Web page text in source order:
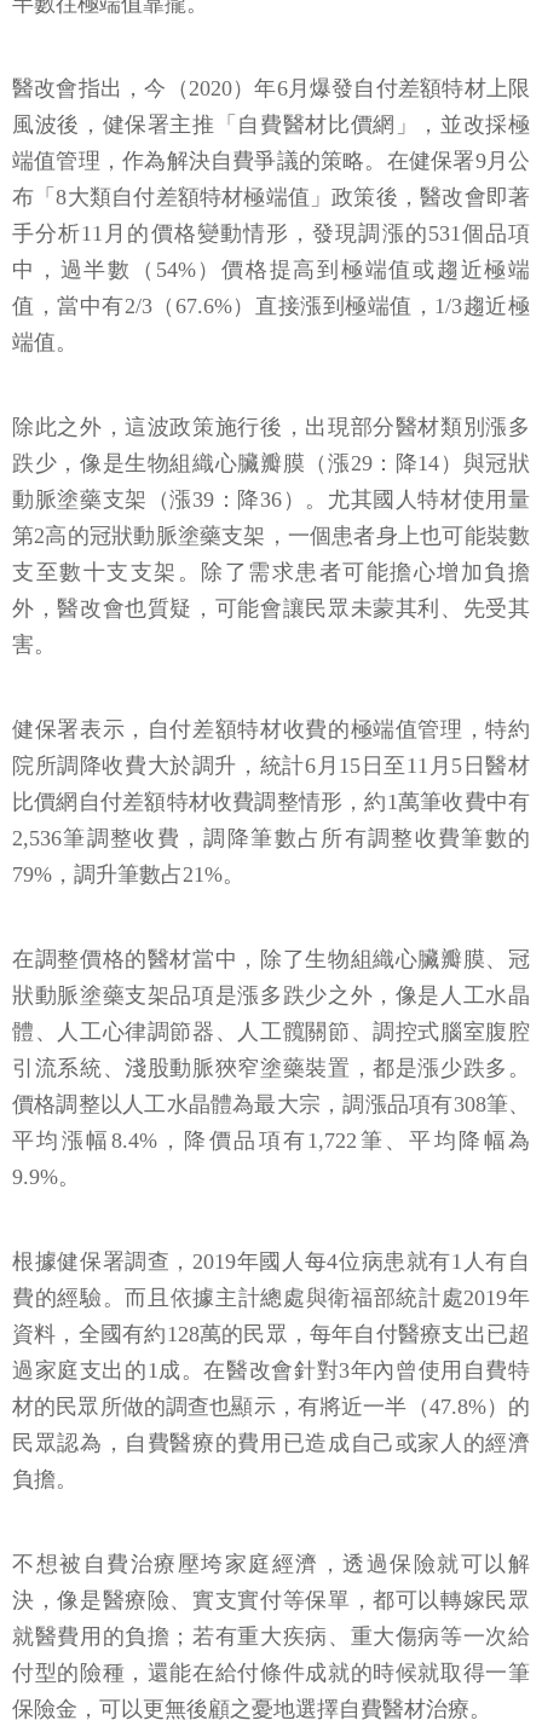
醫改會指出，今（2020）年6月爆發自付差額特材上限
風波後，健保署主推「自費醫材比價網」，並改採極
端值管理，作為解決自費爭議的策略。在健保署9月公
布「8大類自付差額特材極端值」政策後，醫改會即著
手分析11月的價格變動情形，發現調漲的531個品項
中，過半數（54%）價格提高到極端值或趨近極端
值，當中有2/3（67.6%）直接漲到極端值，1/3趨近極
端值。
除此之外，這波政策施行後，出現部分醫材類別漲多
跌少，像是生物組織心臟瓣膜（漲29：降14）與冠狀
動脈塗藥支架（漲39：降36）。尤其國人特材使用量
第2高的冠狀動脈塗藥支架，一個患者身上也可能裝數
支至數十支支架。除了需求患者可能擔心增加負擔
外，醫改會也質疑，可能會讓民眾未蒙其利、先受其
害。
健保署表示，自付差額特材收費的極端值管理，特約
院所調降收費大於調升，統計6月15日至11月5日醫材
比價網自付差額特材收費調整情形，約1萬筆收費中有
2,536筆調整收費，調降筆數占所有調整收費筆數的
79%，調升筆數占21%。
在調整價格的醫材當中，除了生物組織心臟瓣膜、冠
狀動脈塗藥支架品項是漲多跌少之外，像是人工水晶
體、人工心律調節器、人工髖關節、調控式腦室腹腔
引流系統、淺股動脈狹窄塗藥裝置，都是漲少跌多。
價格調整以人工水晶體為最大宗，調漲品項有308筆、
平均漲幅8.4%，降價品項有1,722筆、平均降幅為
9.9%。
根據健保署調查，2019年國人每4位病患就有1人有自
費的經驗。而且依據主計總處與衛福部統計處2019年
資料，全國有約128萬的民眾，每年自付醫療支出已超
過家庭支出的1成。在醫改會針對3年內曾使用自費特
材的民眾所做的調查也顯示，有將近一半（47.8%）的
民眾認為，自費醫療的費用已造成自己或家人的經濟
負擔。
不想被自費治療壓垮家庭經濟，透過保險就可以解
決，像是醫療險、實支實付等保單，都可以轉嫁民眾
就醫費用的負擔；若有重大疾病、重大傷病等一次給
付型的險種，還能在給付條件成就的時候就取得一筆
保險金，可以更無後顧之憂地選擇自費醫材治療。